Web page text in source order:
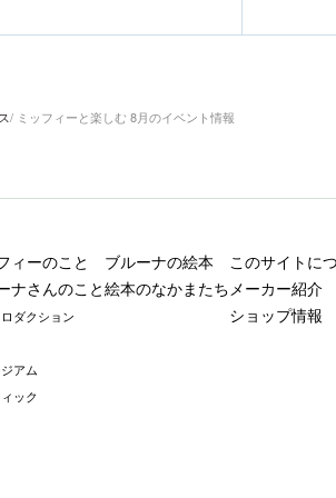
ミッフィーと楽しむ 8月のイベント情報
ィーのこと
ナさんのこと
ダクション
アム
ック
ブルーナの絵本
絵本のなかまたち
このサイトに
メーカー紹介
ショップ情報